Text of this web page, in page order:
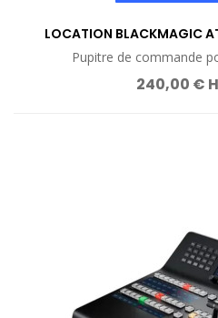
LOCATION BLACKMAGIC
Pupitre de commande
240,00 €